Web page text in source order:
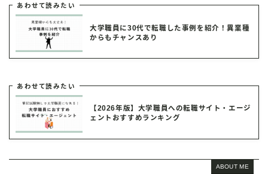
あわせて読みたい
大学職員に30代で転職した事例を紹介！異業種
からもチャンスあり
あわせて読みたい
【2026年版】大学職員への転職サイト・エージ
ェントおすすめランキング
ABOUT ME